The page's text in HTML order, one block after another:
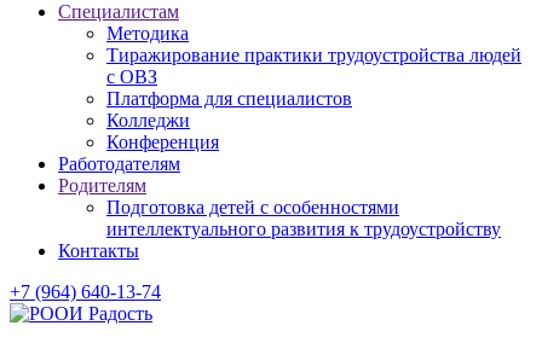
Специалистам
Методика
Тиражирование практики трудоустройства людей
с ОВЗ
Платформа для специалистов
Колледжи
Конференция
Работодателям
Родителям
Подготовка детей с особенностями
интеллектуального развития к трудоустройству
Контакты
+7 (964) 640-13-74